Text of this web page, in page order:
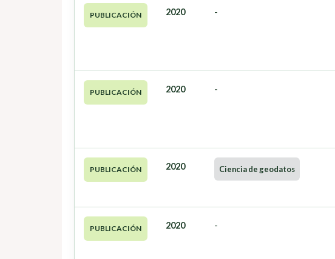
PUBLICACIÓN 2020 -
PUBLICACIÓN 2020 -
PUBLICACIÓN 2020 Ciencia de geodatos
PUBLICACIÓN 2020 -